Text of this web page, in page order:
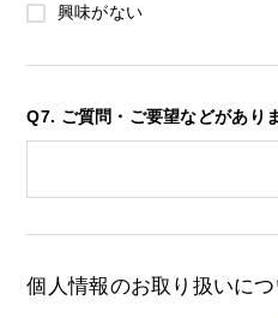
興味がない
Q7. ご質問・ご要望などがあり
個人情報のお取り扱いにつ